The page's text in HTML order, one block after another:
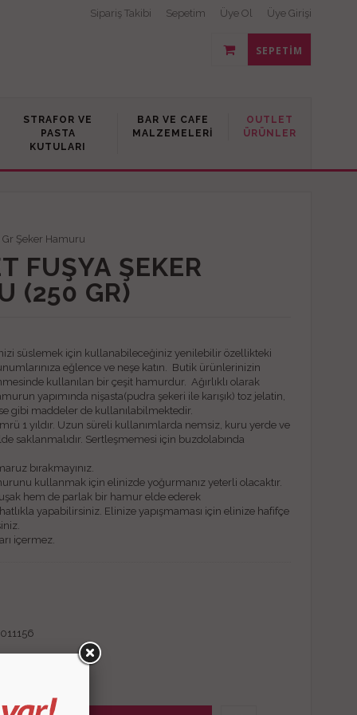
Sipariş Takibi Sepetim Üye Ol Üye Girişi
SEPETIM
STRAFOR VE
PASTA
KUTULARI
BAR VE CAFE
MALZEMELERI
OUTLET
ÜRÜNLER
Şeker Hamuru
FUŞYA ŞEKER
(250 GR)
süslemek için kullanabileceğiniz yenilebilir özellikteki
eğlence ve neşe katın. Butik ürünlerinizin
kullanılan bir çeşit hamurdur. Ağırlıklı olarak
yapımında nişasta(pudra şekeri ile karışık) toz jelatin,
gibi maddeler de kullanılabilmektedir.
1 yıldır. Uzun süreli kullanımlarda nemsiz, kuru yerde ve
saklanmalıdır. Sertleşmemesi için buzdolabında
bırakmayınız.
kullanmak için elinizde yoğurmanız yeterli olacaktır.
hem de parlak bir hamur elde ederek
yapabilirsiniz. Elinize yapışmaması için elinize hafifçe
içermez.